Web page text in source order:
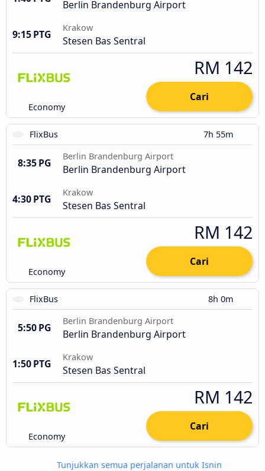
Berlin Brandenburg Airport
9:15 PTG
Krakow
Stesen Bas Sentral
Economy
RM 142
Cari
FlixBus 7h 55m
8:35 PG
Berlin Brandenburg Airport
Berlin Brandenburg Airport
4:30 PTG
Krakow
Stesen Bas Sentral
Economy
RM 142
Cari
FlixBus 8h 0m
5:50 PG
Berlin Brandenburg Airport
Berlin Brandenburg Airport
1:50 PTG
Krakow
Stesen Bas Sentral
Economy
RM 142
Cari
Tunjukkan semua perjalanan untuk Isnin